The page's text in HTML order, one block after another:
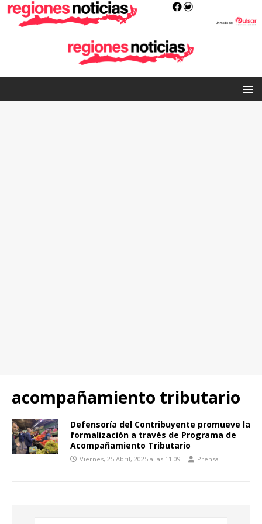
acompañamiento tributario
Defensoría del Contribuyente promueve la
formalización a través de Programa de
Acompañamiento Tributario
Viernes, 25 Abril, 2025 a las 11:09 Prensa